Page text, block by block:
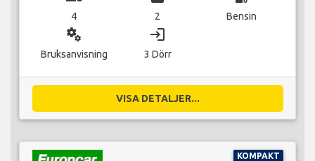
4 2 Bensin
miscellaneous_services
Bruksanvisning
login
3 Dörr
VISA DETALJER...
KOMPAKT